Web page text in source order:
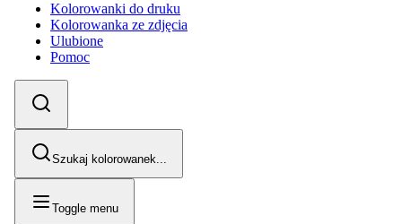
Kolorowanki do druku
Kolorowanka ze zdjęcia
Ulubione
Pomoc
Szukaj kolorowanek...
Toggle menu